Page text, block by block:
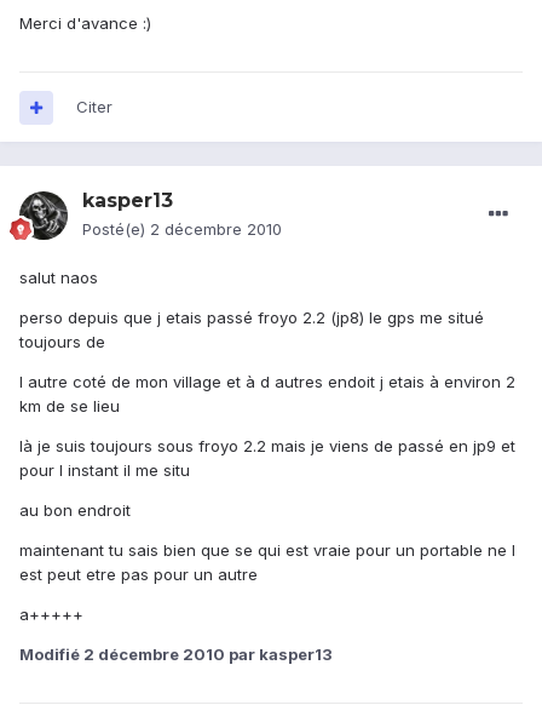
Merci d'avance :)
Citer
kasper13
Posté(e) 2 décembre 2010
salut naos
perso depuis que j etais passé froyo 2.2 (jp8) le gps me situé
toujours de
l autre coté de mon village et à d autres endoit j etais à environ 2
km de se lieu
là je suis toujours sous froyo 2.2 mais je viens de passé en jp9 et
pour l instant il me situ
au bon endroit
maintenant tu sais bien que se qui est vraie pour un portable ne l
est peut etre pas pour un autre
a+++++
Modifié 2 décembre 2010 par kasper13